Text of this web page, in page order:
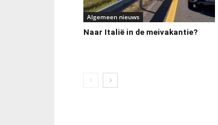
Algemeen nieuws
Naar Italië in de meivakantie?